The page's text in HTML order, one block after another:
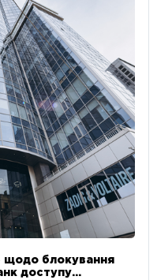
щодо блокування
доступу